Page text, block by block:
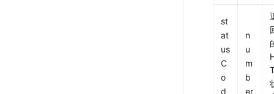
st
at
us
C
o
d
n
u
m
b
er